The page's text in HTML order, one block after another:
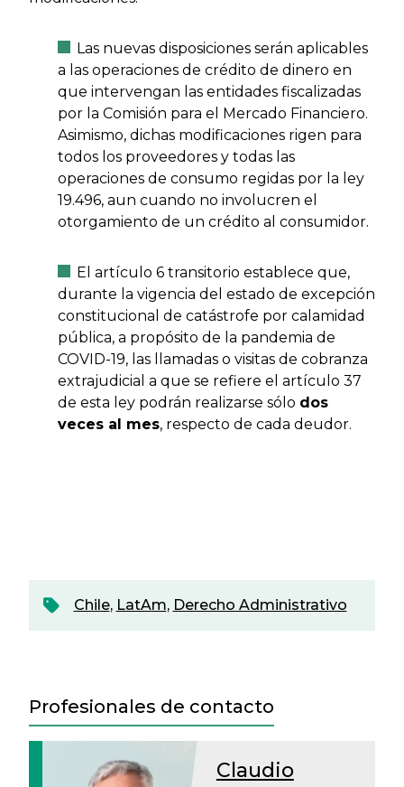
Las nuevas disposiciones serán aplicables
a las operaciones de crédito de dinero en
que intervengan las entidades fiscalizadas
por la Comisión para el Mercado Financiero.
Asimismo, dichas modificaciones rigen para
todos los proveedores y todas las
operaciones de consumo regidas por la ley
19.496, aun cuando no involucren el
otorgamiento de un crédito al consumidor.
El artículo 6 transitorio establece que,
durante la vigencia del estado de excepción
constitucional de catástrofe por calamidad
pública, a propósito de la pandemia de
COVID-19, las llamadas o visitas de cobranza
extrajudicial a que se refiere el artículo 37
de esta ley podrán realizarse sólo dos
veces al mes, respecto de cada deudor.
Chile, LatAm, Derecho Administrativo
Profesionales de contacto
Claudio